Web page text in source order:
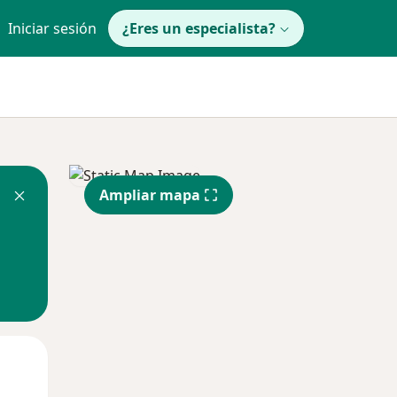
Iniciar sesión ¿Eres un especialista?
Ampliar mapa